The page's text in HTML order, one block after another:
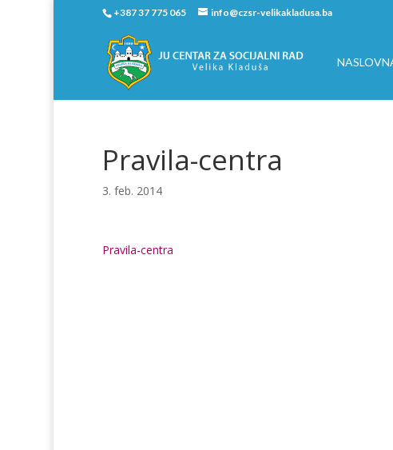
+387 37 775 065 info@czsr-velikakladusa.ba
Pravila-centra
3. feb. 2014
Pravila-centra